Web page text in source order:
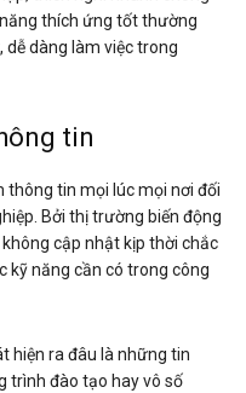
thích ứng tốt thường
dàng làm việc trong
tin
thông tin mọi lúc mọi nơi đối
Bởi thị trường biến động
cập nhật kịp thời chắc
kỹ năng cần có trong công
hiện ra đâu là những tin
trình đào tạo hay vô số